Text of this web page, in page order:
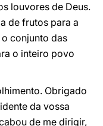
louvores de Deus.
de frutos para a
conjunto das
o inteiro povo
Obrigado
da vossa
de me dirigir,